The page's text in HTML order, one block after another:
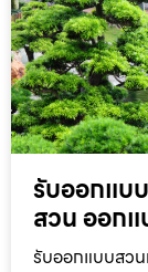
รับออกแบ
สวน ออก
รับออกแบบสว